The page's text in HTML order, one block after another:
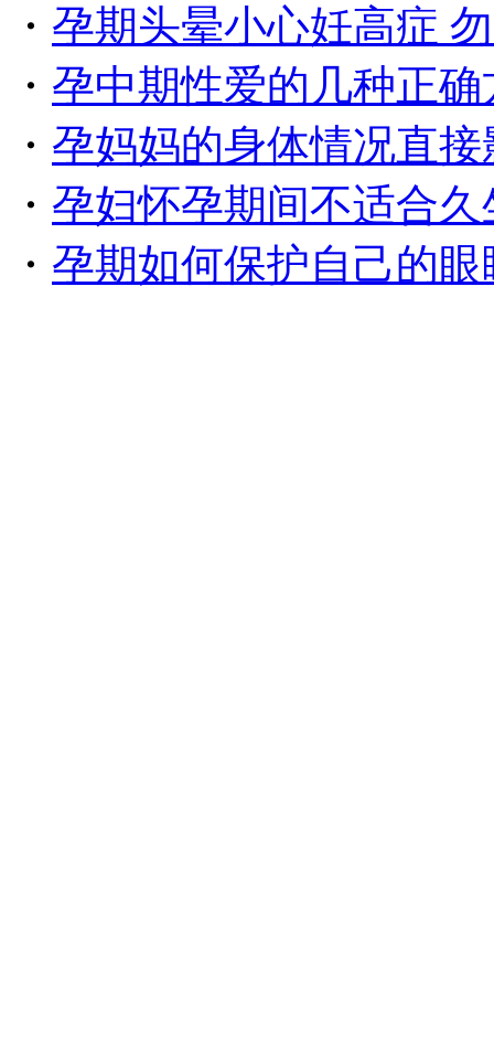
・ 孕期头晕小心妊高症
・ 孕中期性爱的几种正确
・ 孕妈妈的身体情况直
・ 孕妇怀孕期间不适合
・ 孕期如何保护自己的眼